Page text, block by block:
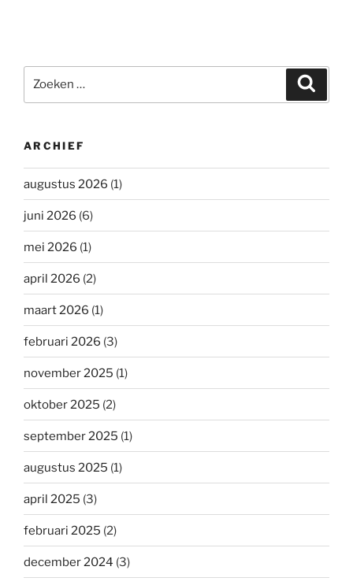
naar:
ARCHIEF
augustus 2026 (1)
juni 2026 (6)
mei 2026 (1)
april 2026 (2)
maart 2026 (1)
februari 2026 (3)
november 2025 (1)
oktober 2025 (2)
september 2025 (1)
augustus 2025 (1)
april 2025 (3)
februari 2025 (2)
december 2024 (3)